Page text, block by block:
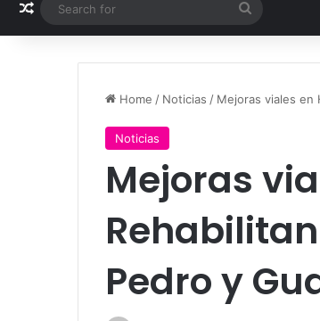
Random Article
for
Home / Noticias / Mejoras viales en
Noticias
Mejoras
Pedro y